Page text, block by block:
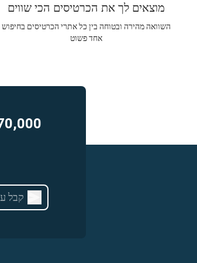
מוצאים לך את הכרטיסים הכי שווים
השוואה מהירה ובטוחה בין כל אתרי הכרטיסים בחיפוש
אחד פשוט